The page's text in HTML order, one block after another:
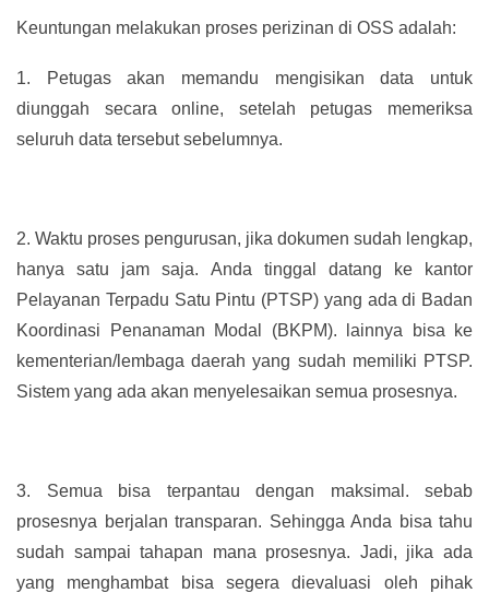
Keuntungan melakukan proses perizinan di OSS adalah:
1.
Petugas akan memandu mengisikan data untuk
diunggah secara online, setelah petugas memeriksa
seluruh data tersebut sebelumnya.
2. Waktu proses pengurusan, jika dokumen sudah lengkap,
hanya satu jam saja. Anda tinggal datang ke kantor
Pelayanan Terpadu Satu Pintu (PTSP) yang ada di Badan
Koordinasi Penanaman Modal (BKPM). lainnya bisa ke
kementerian/lembaga daerah yang sudah memiliki PTSP.
Sistem yang ada akan menyelesaikan semua prosesnya.
3.
Semua bisa terpantau dengan maksimal. sebab
prosesnya berjalan transparan. Sehingga Anda bisa tahu
sudah sampai tahapan mana prosesnya. Jadi, jika ada
yang menghambat bisa segera dievaluasi oleh pihak